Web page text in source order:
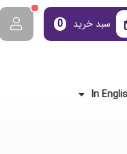
سبد خرید 0
In